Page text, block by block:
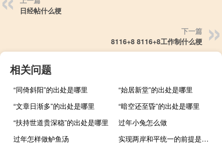
日经帖什么梗
下一篇
8116+8 8116+8工作制什么梗
相关问题
“同倚斜阳”的出处是哪里
“始居新堂”的出处是哪里
“文章日渐多”的出处是哪里
“暗空还至昏”的出处是哪里
“扶持世道贵深稳”的出处是哪里
过年小兔怎么做
过年怎样做鲈鱼汤
实现两岸和平统一的前提是什么